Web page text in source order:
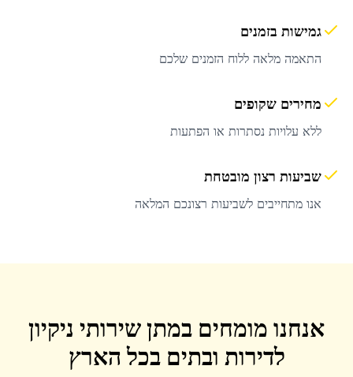
גמישות בזמנים
התאמה מלאה ללוח הזמנים שלכם
מחירים שקופים
ללא עלויות נסתרות או הפתעות
שביעות רצון מובטחת
אנו מתחייבים לשביעות רצונכם המלאה
אנחנו מומחים במתן שירותי ניקיון
לדירות ובתים בכל הארץ